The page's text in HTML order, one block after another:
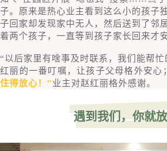
子。原来是热心业主看到这么小的孩子
子回家却发现家中无人，然后送到了邻
着两个孩子，一直等到孩子家长回来才
“以后家里有啥事及时联系，我们能帮
红丽的一番叮嘱，让孩子父母格外安心；
住得放心！”业主对赵红丽格外感谢。
遇到我们，你就